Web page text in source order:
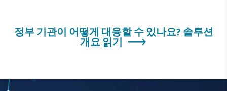
정부 기관이 어떻게 대응할 수 있나요? 솔루션
개요 읽기